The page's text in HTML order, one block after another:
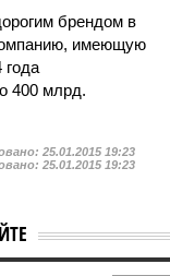
брендом в
имеющую
400 млрд.
25.01.2015 19:23
25.01.2015 19:23